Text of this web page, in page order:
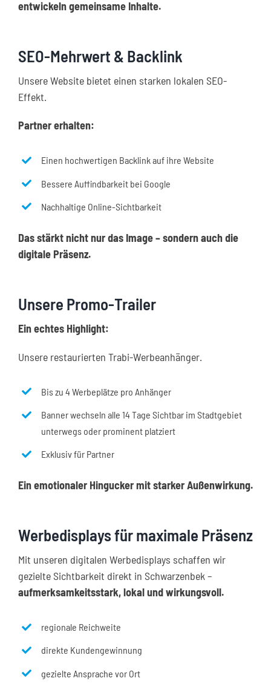
entwickeln gemeinsame Inhalte.
SEO-Mehrwert & Backlink
Unsere Website bietet einen starken lokalen SEO-
Effekt.
Partner erhalten:
Einen hochwertigen Backlink auf ihre Website
Bessere Auffindbarkeit bei Google
Nachhaltige Online-Sichtbarkeit
Das stärkt nicht nur das Image – sondern auch die
digitale Präsenz.
Unsere Promo-Trailer
Ein echtes Highlight:
Unsere restaurierten Trabi-Werbeanhänger.
Bis zu 4 Werbeplätze pro Anhänger
Banner wechseln alle 14 Tage Sichtbar im Stadtgebiet
unterwegs oder prominent platziert
Exklusiv für Partner
Ein emotionaler Hingucker mit starker Außenwirkung.
Werbedisplays für maximale Präsenz
Mit unseren digitalen Werbedisplays schaffen wir
gezielte Sichtbarkeit direkt in Schwarzenbek –
aufmerksamkeitsstark, lokal und wirkungsvoll.
regionale Reichweite
direkte Kundengewinnung
gezielte Ansprache vor Ort